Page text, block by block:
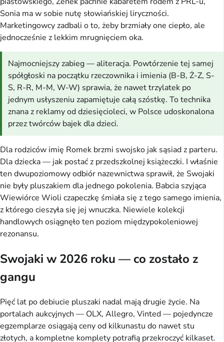
Sonia ma w sobie nutę słowiańskiej liryczności.
Marketingowcy zadbali o to, żeby brzmiały one ciepło, ale
jednocześnie z lekkim mrugnięciem oka.
Najmocniejszy zabieg — aliteracja. Powtórzenie tej samej
spółgłoski na początku rzeczownika i imienia (B-B, Ż-Z, S-
S, R-R, M-M, W-W) sprawia, że nawet trzylatek po
jednym usłyszeniu zapamiętuje całą szóstkę. To technika
znana z reklamy od dziesięcioleci, w Polsce udoskonalona
przez twórców bajek dla dzieci.
Dla rodziców imię Romek brzmi swojsko jak sąsiad z parteru.
Dla dziecka — jak postać z przedszkolnej książeczki. I właśnie
ten dwupoziomowy odbiór nazewnictwa sprawił, że Swojaki
nie były pluszakiem dla jednego pokolenia. Babcia szyjąca
Wiewiórce Wioli czapeczkę śmiała się z tego samego imienia,
z którego cieszyła się jej wnuczka. Niewiele kolekcji
handlowych osiągnęło ten poziom międzypokoleniowej
rezonansu.
Swojaki w 2026 roku — co zostało z
gangu
Pięć lat po debiucie pluszaki nadal mają drugie życie. Na
portalach aukcyjnych — OLX, Allegro, Vinted — pojedyncze
egzemplarze osiągają ceny od kilkunastu do nawet stu
złotych, a kompletne komplety potrafią przekroczyć kilkaset.